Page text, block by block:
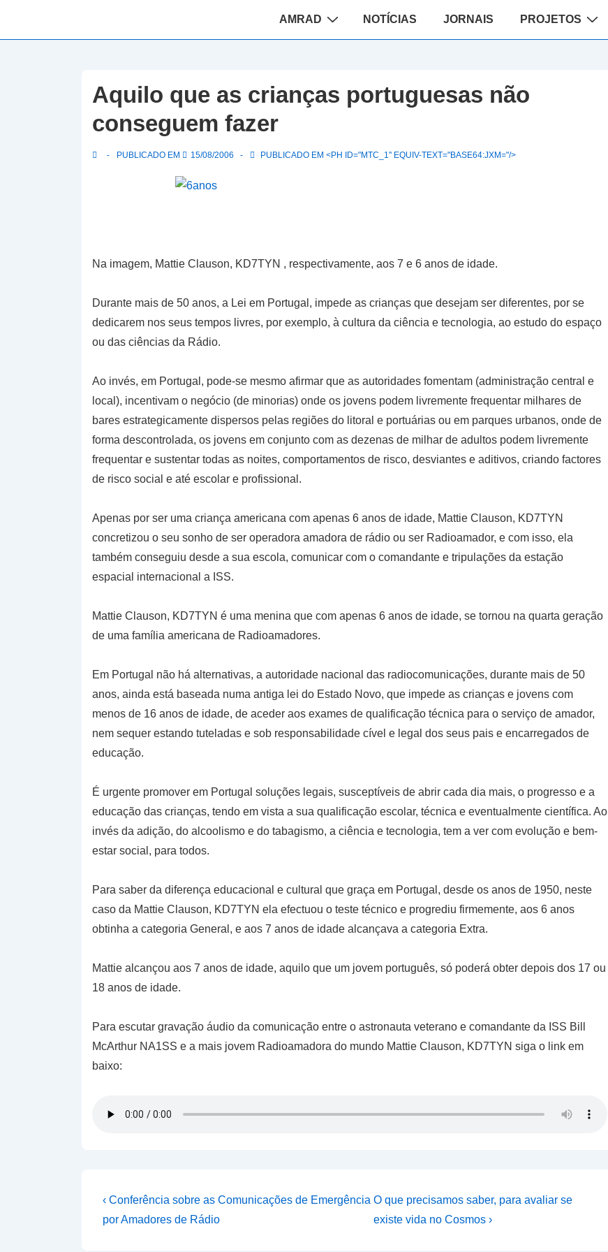
Navegação
AMRAD NOTÍCIAS JORNAIS PROJETOS
Aquilo que as crianças portuguesas não
conseguem fazer
PUBLICADO EM 15/08/2006 PUBLICADO EM <PH ID="MTC_1" EQUIV-TEXT="BASE64:JXM="/>
Na imagem, Mattie Clauson, KD7TYN , respectivamente, aos 7 e 6 anos de idade.
Durante mais de 50 anos, a Lei em Portugal, impede as crianças que desejam ser diferentes, por se
dedicarem nos seus tempos livres, por exemplo, à cultura da ciência e tecnologia, ao estudo do espaço
ou das ciências da Rádio.
Ao invés, em Portugal, pode-se mesmo afirmar que as autoridades fomentam (administração central e
local), incentivam o negócio (de minorias) onde os jovens podem livremente frequentar milhares de
bares estrategicamente dispersos pelas regiões do litoral e portuárias ou em parques urbanos, onde de
forma descontrolada, os jovens em conjunto com as dezenas de milhar de adultos podem livremente
frequentar e sustentar todas as noites, comportamentos de risco, desviantes e aditivos, criando factores
de risco social e até escolar e profissional.
Apenas por ser uma criança americana com apenas 6 anos de idade, Mattie Clauson, KD7TYN
concretizou o seu sonho de ser operadora amadora de rádio ou ser Radioamador, e com isso, ela
também conseguiu desde a sua escola, comunicar com o comandante e tripulações da estação
espacial internacional a ISS.
Mattie Clauson, KD7TYN é uma menina que com apenas 6 anos de idade, se tornou na quarta geração
de uma família americana de Radioamadores.
Em Portugal não há alternativas, a autoridade nacional das radiocomunicações, durante mais de 50
anos, ainda está baseada numa antiga lei do Estado Novo, que impede as crianças e jovens com
menos de 16 anos de idade, de aceder aos exames de qualificação técnica para o serviço de amador,
nem sequer estando tuteladas e sob responsabilidade cível e legal dos seus pais e encarregados de
educação.
É urgente promover em Portugal soluções legais, susceptíveis de abrir cada dia mais, o progresso e a
educação das crianças, tendo em vista a sua qualificação escolar, técnica e eventualmente científica. Ao
invés da adição, do alcoolismo e do tabagismo, a ciência e tecnologia, tem a ver com evolução e bem-
estar social, para todos.
Para saber da diferença educacional e cultural que graça em Portugal, desde os anos de 1950, neste
caso da Mattie Clauson, KD7TYN ela efectuou o teste técnico e progrediu firmemente, aos 6 anos
obtinha a categoria General, e aos 7 anos de idade alcançava a categoria Extra.
Mattie alcançou aos 7 anos de idade, aquilo que um jovem português, só poderá obter depois dos 17 ou
18 anos de idade.
Para escutar gravação áudio da comunicação entre o astronauta veterano e comandante da ISS Bill
McArthur NA1SS e a mais jovem Radioamadora do mundo Mattie Clauson, KD7TYN siga o link em
baixo:
Navegação
de
Previous
Post
‹ Conferência sobre as Comunicações de Emergência
por Amadores de Rádio
Next
Post
O que precisamos saber, para avaliar se
existe vida no Cosmos ›